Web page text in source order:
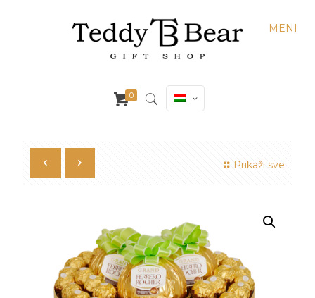
MENI
0
Prikaži sve